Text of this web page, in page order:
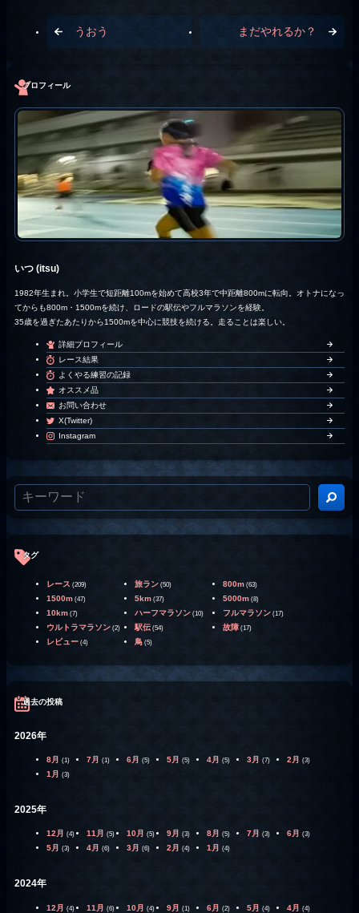
うおう まだやれるか？
プロフィール
いつ (itsu)
1982年生まれ。小学生で短距離100mを始めて高校3年で中距離800mに転向。オトナになっ
てからも800m・1500mを続け、ロードの駅伝やフルマラソンを経験。
35歳を過ぎたあたりから1500mを中心に競技を続ける。走ることは楽しい。
詳細プロフィール
レース結果
よくやる練習の記録
オススメ品
お問い合わせ
X(Twitter)
Instagram
タグ
レース (209) 旅ラン (50) 800m (63)
1500m (47) 5km (37) 5000m (8)
10km (7) ハーフマラソン (10) フルマラソン (17)
ウルトラマラソン (2) 駅伝 (54) 故障 (17)
レビュー (4) 鳥 (5)
過去の投稿
2026年
8月 (1) 7月 (1) 6月 (5) 5月 (5) 4月 (5) 3月 (7) 2月 (3)
1月 (3)
2025年
12月 (4) 11月 (5) 10月 (5) 9月 (3) 8月 (5) 7月 (3) 6月 (3)
5月 (3) 4月 (6) 3月 (6) 2月 (4) 1月 (4)
2024年
12月 (4) 11月 (6) 10月 (4) 9月 (1) 6月 (2) 5月 (4) 4月 (4)